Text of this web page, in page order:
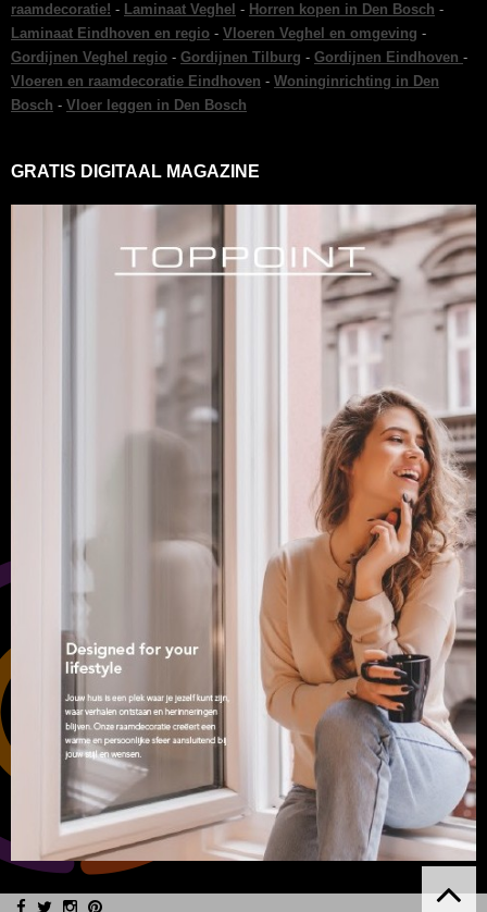
raamdecoratie! - Laminaat Veghel - Horren kopen in Den Bosch -
Laminaat Eindhoven en regio - Vloeren Veghel en omgeving -
Gordijnen Veghel regio - Gordijnen Tilburg - Gordijnen Eindhoven -
Vloeren en raamdecoratie Eindhoven - Woninginrichting in Den
Bosch - Vloer leggen in Den Bosch
GRATIS DIGITAAL MAGAZINE